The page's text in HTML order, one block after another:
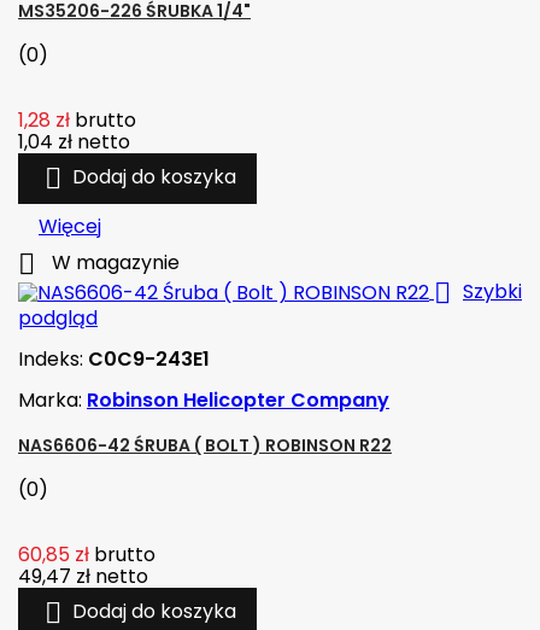
MS35206-226 ŚRUBKA 1/4"
(0)
1,28 zł brutto
1,04 zł netto
 Dodaj do koszyka
Więcej
 W magazynie
 Szybki
podgląd
Indeks: C0C9-243E1
Marka: Robinson Helicopter Company
NAS6606-42 ŚRUBA ( BOLT ) ROBINSON R22
(0)
60,85 zł brutto
49,47 zł netto
 Dodaj do koszyka